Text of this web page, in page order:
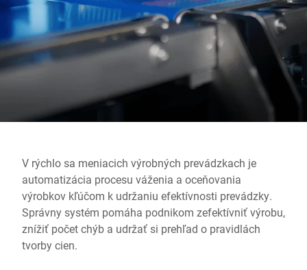
Globálna webová stránka
V rýchlo sa meniacich výrobných prevádzkach je
automatizácia procesu váženia a oceňovania
výrobkov kľúčom k udržaniu efektívnosti prevádzky.
Správny systém pomáha podnikom zefektívniť výrobu,
znížiť počet chýb a udržať si prehľad o pravidlách
tvorby cien.